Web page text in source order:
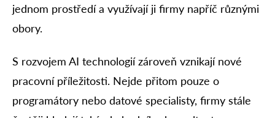
jednom prostředí a využívají ji firmy napříč různými
obory.
S rozvojem AI technologií zároveň vznikají nové
pracovní příležitosti. Nejde přitom pouze o
programátory nebo datové specialisty, firmy stále